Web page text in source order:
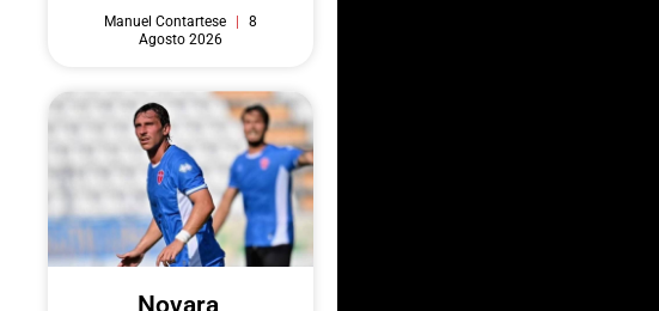
Manuel Contartese
8
Agosto 2026
Novara,